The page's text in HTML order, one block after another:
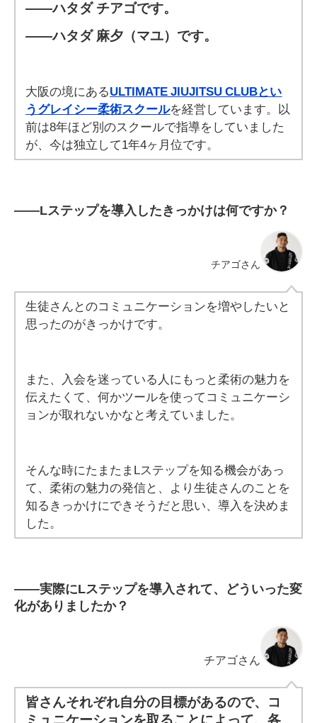
——ハタダ チアゴです。
——ハタダ 麻夕（マユ）です。
大阪の境にあるULTIMATE JIUJITSU CLUBとい
うグレイシー柔術スクールを経営しています。
以
前は8年ほど別のスクールで指導をしていました
が、今は独立して1年4ヶ月位です。
――Lステップを導入したきっかけは何ですか？
チアゴさん
生徒さんとのコミュニケーションを増やしたいと
思ったのがきっかけです。
また、入会を迷っている人にもっと柔術の魅力を
伝えたくて、何かツールを使ってコミュニケーシ
ョンが取れないかなと考えていました。
そんな時にたまたまLステップを知る機会があっ
て、柔術の魅力の発信と、より生徒さんのことを
知るきっかけにできそうだと思い、導入を決めま
した。
――実際にLステップを導入されて、どういった変
化がありましたか？
チアゴさん
皆さんそれぞれ自分の目標があるので、コ
ミュニケーションを取ることによって、各